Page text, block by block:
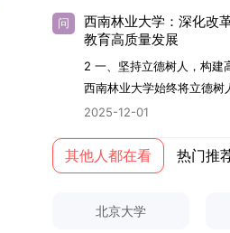
（0805）、化学（0703）
（0809）、材料与化工（
（0855）、电子信息（
（二）招生名额2026年度具
（三）选拔途径共设置三种
博、硕博连读与申请-考核
就业博士研究生。三、培养
经济学院2026年博士生招
情况进行适当调整。除国家
定向就业考生的比例原则上
全日制定向就业考生在基本
校学习。二、报考流程（一
拥护中国共产党的领导，品
生章程》中列出的各项基本
问
西南林业大学：深化改
教育高质量发展
2 一、坚持立德树人，构建
西南林业大学始终将立德树
本任务，积极响应“教育强国
党建引领研究生思想政治教
究生导师立德树人职责实施
才兼备、科技报国的远大志
2025-12-01
其他人都在看 热门推
北京大学